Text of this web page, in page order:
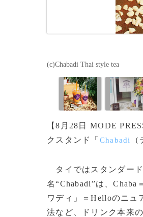
(c)Chabadi Thai style tea
【8月28日 MODE
クスタンド「 Chabadi
タイではスタンダー
名“Chabadi”は、
ワディ」＝Helloのニュ
法など、ドリンク本来